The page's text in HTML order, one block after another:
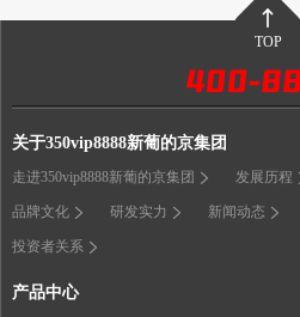
TOP
关于350vip8888新葡的京集团
走进350vip8888新葡的京集团 发展历程
品牌文化 研发实力 新闻动态
投资者关系
产品中心